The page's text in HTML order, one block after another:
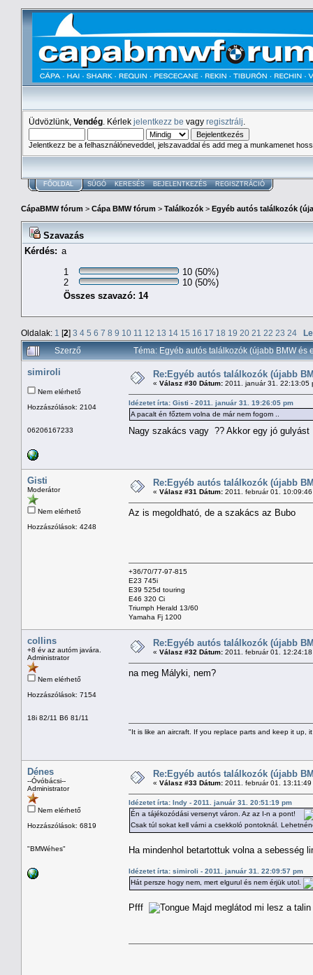
Üdvözlünk, Vendég . Kérlek jelentkezz be vagy regisztrálj
Jelentkezz be a felhasználóneveddel, jelszavaddal és add meg a munkamenet
FŐOLDAL SÚGÓ KERESÉS BEJELENTKEZÉS REGISZTRÁCIÓ
CápaBMW fórum > Cápa BMW fórum > Találkozók > Egyéb autós találkozók
Szavazás
Kérdés: a
1
10 (50%)
2
10 (50%)
Összes szavazó: 14
Oldalak: 1 [2] 3 4 5 6 7 8 9 10 11 12 13 14 15 16 17 18 19 20 21 22 23 24
Le
Szerző
Téma: Egyéb autós találkozók (újabb BMW
simiroli
Nem elérhető
Hozzászólások: 2104
06206167233
Re:Egyéb autós találkozók (újabb
« Válasz #30 Dátum: 2011. január 31. 22:13:05
Idézetet írta: Gisti - 2011. január 31. 19:26:05 pm
A pacalt én főztem volna de már nem fogom ..
Nagy szakács vagy ?? Akkor egy jó
Gisti
Moderátor
Nem elérhető
Hozzászólások: 4248
Re:Egyéb autós találkozók (újabb
« Válasz #31 Dátum: 2011. február 01.
Az is megoldható, de a szakács az Bubo
+36/70/77-97-815
E23 745i
E39 525d touring
E46 320 Ci
Triumph Herald 13/60
Yamaha Fj 1200
collins
+8 év az autóm javára.
Administrator
Nem elérhető
Hozzászólások: 7154
18i 82/11 B6 81/11
Re:Egyéb autós találkozók (újabb
« Válasz #32 Dátum: 2011. február 01.
na meg Mályki, nem?
"It is like an aircraft. If you replace parts and keep it up,
Dénes
--Óvóbácsi--
Administrator
Nem elérhető
Hozzászólások: 6819
"BMWéhes"
Re:Egyéb autós találkozók (újabb
« Válasz #33 Dátum: 2011. február 01. 13:11:49
Idézetet írta: Indy - 2011. január 31. 20:51:19 pm
Én a tájékozódási versenyt váron. Az az I-n a pont!
Csak túl sokat kell várni a csekkoló pontoknál.
Ha mindenhol betartottuk volna a
Idézetet írta: simiroli - 2011. január 31. 22:09:57 pm
Hát persze hogy nem, mert elgurul és nem érjük utol.
Pfff Majd meglátod mi lesz a